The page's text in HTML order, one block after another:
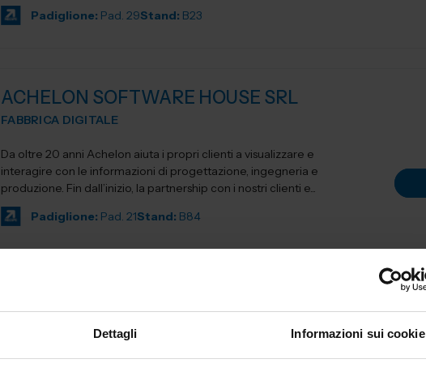
Dettagli Informazioni sui cookie
Padiglione: Pad. 29Stand: B23
ACHELON SOFTWARE HOUSE SRL
FABBRICA DIGITALE
Da oltre 20 anni Achelon aiuta i propri clienti a visualizzare e
interagire con le informazioni di progettazione, ingegneria e
produzione. Fin dall’inizio, la partnership con i nostri clienti e...
Padiglione: Pad. 21Stand: B84
Guidiamo le aziende nel processo di trasformazione digitale,